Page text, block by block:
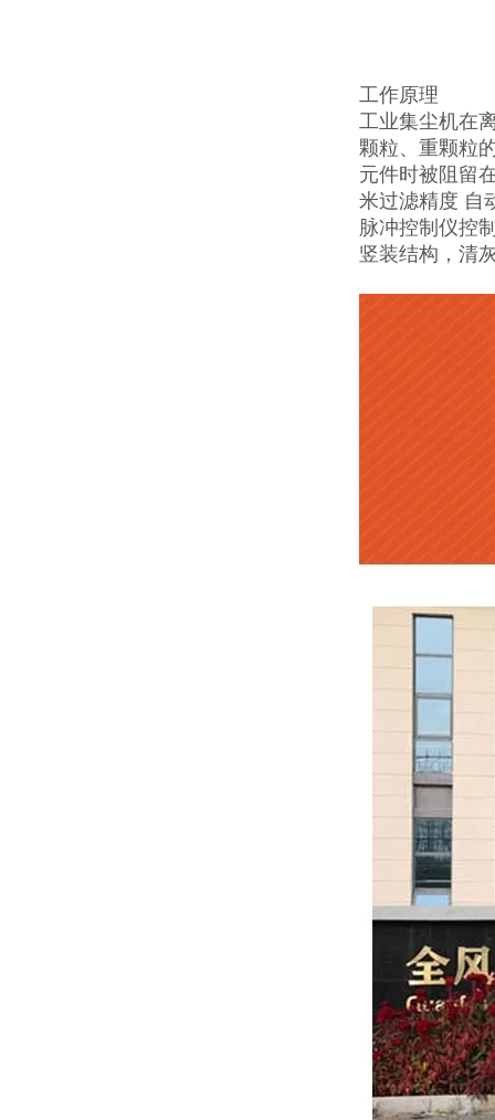
工作原理
工业集尘机在
颗粒、重颗粒
元件时被阻留
米过滤精度 自
脉冲控制仪控
竖装结构，清